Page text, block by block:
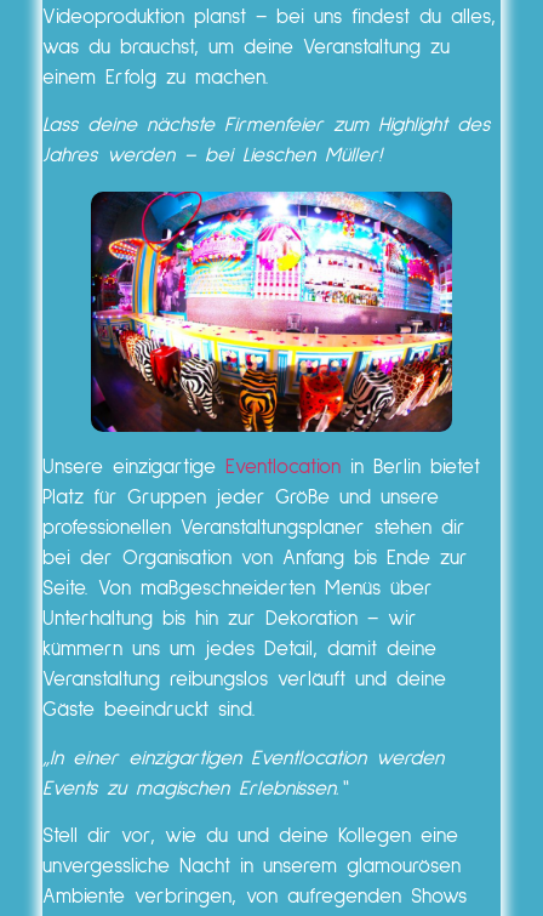
Videoproduktion planst – bei uns findest du alles,
was du brauchst, um deine Veranstaltung zu
einem Erfolg zu machen.
Lass deine nächste Firmenfeier zum Highlight des
Jahres werden – bei Lieschen Müller!
Unsere einzigartige Eventlocation in Berlin bietet
Platz für Gruppen jeder Größe und unsere
professionellen Veranstaltungsplaner stehen dir
bei der Organisation von Anfang bis Ende zur
Seite. Von maßgeschneiderten Menüs über
Unterhaltung bis hin zur Dekoration – wir
kümmern uns um jedes Detail, damit deine
Veranstaltung reibungslos verläuft und deine
Gäste beeindruckt sind.
„In einer einzigartigen Eventlocation werden
Events zu magischen Erlebnissen.“
Stell dir vor, wie du und deine Kollegen eine
unvergessliche Nacht in unserem glamourösen
Ambiente verbringen, von aufregenden Shows